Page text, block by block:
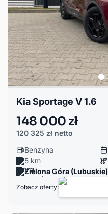
Kia Sportage V 1.6
148 000 zł
120 325 zł netto
Benzyna
5 km
Zielona Góra (Lubuskie)
Zobacz oferty: